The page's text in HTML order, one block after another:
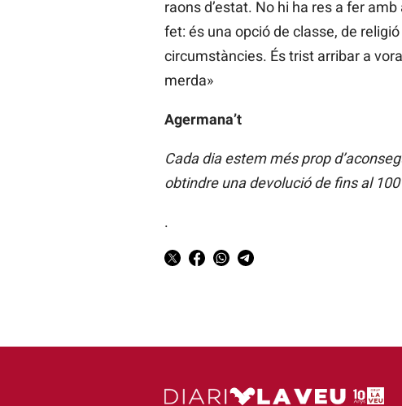
raons d’estat. No hi ha res a fer
fet: és una opció de classe, de
circumstàncies. És trist arribar a
merda»
Agermana’t
Cada dia estem més prop
obtindre una devolució de fins al
.